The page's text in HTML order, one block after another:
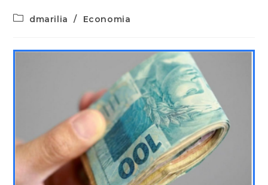
dmarilia / Economia